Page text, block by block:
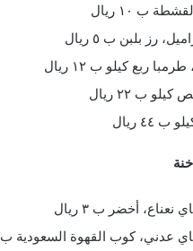
ب ١٠ ريال
رز بلبن ب ٥ ريال
ربع كيلو ب ١٢ ريال
ب ٢٢ ريال
٤٤ ريال
أخضر ب ٣ ريال
كوب القهوة السعودية ب ٦ ريال